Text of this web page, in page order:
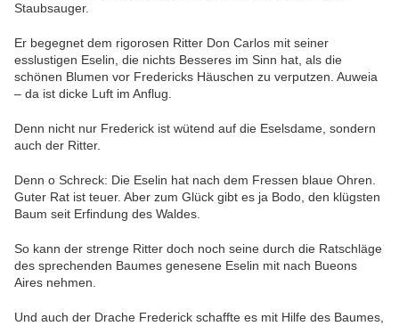
Staubsauger.
Er begegnet dem rigorosen Ritter Don Carlos mit seiner
esslustigen Eselin, die nichts Besseres im Sinn hat, als die
schönen Blumen vor Fredericks Häuschen zu verputzen. Auweia
– da ist dicke Luft im Anflug.
Denn nicht nur Frederick ist wütend auf die Eselsdame, sondern
auch der Ritter.
Denn o Schreck: Die Eselin hat nach dem Fressen blaue Ohren.
Guter Rat ist teuer. Aber zum Glück gibt es ja Bodo, den klügsten
Baum seit Erfindung des Waldes.
So kann der strenge Ritter doch noch seine durch die Ratschläge
des sprechenden Baumes genesene Eselin mit nach Bueons
Aires nehmen.
Und auch der Drache Frederick schaffte es mit Hilfe des Baumes,